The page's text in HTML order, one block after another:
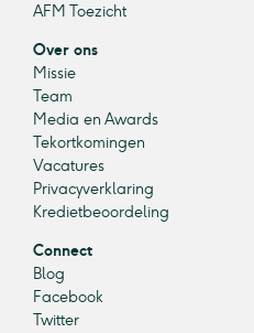
AFM Toezicht
Over ons
Missie
Team
Media en Awards
Tekortkomingen
Vacatures
Privacyverklaring
Kredietbeoordeling
Connect
Blog
Facebook
Twitter